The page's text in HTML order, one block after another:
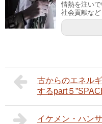
情熱を注い
社会貢献な
古からのエネル
するpart５
イケメン・ハン